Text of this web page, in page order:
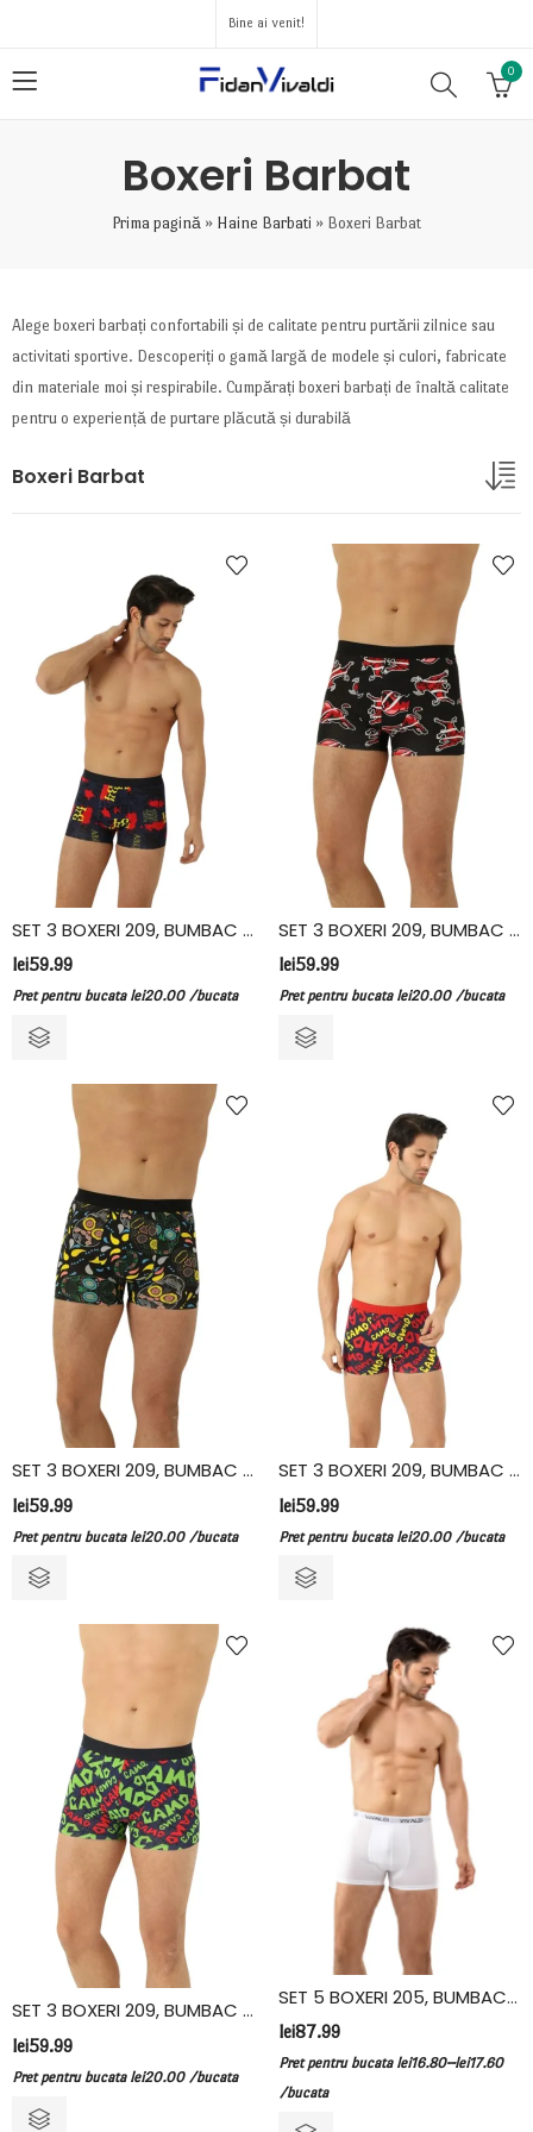
Bine ai venit!
0
Boxeri Barbat
Prima pagină » Haine Barbati » Boxeri Barbat
Alege boxeri barbați confortabili și de calitate pentru purtării zilnice sau
activitati sportive. Descoperiți o gamă largă de modele și culori, fabricate
din materiale moi și respirabile. Cumpărați boxeri barbați de înaltă calitate
pentru o experiență de purtare plăcută și durabilă
Boxeri Barbat
SET 3 BOXERI 209, BUMBAC ELASTAN, VIVALDI
lei59.99
Pret pentru bucata lei20.00 /bucata
SET 3 BOXERI 209, BUMBAC ELASTAN, VIVALDI
lei59.99
Pret pentru bucata lei20.00 /bucata
SET 3 BOXERI 209, BUMBAC ELASTAN, VIVALDI
lei59.99
Pret pentru bucata lei20.00 /bucata
SET 3 BOXERI 209, BUMBAC ELASTAN, VIVALDI
lei59.99
Pret pentru bucata lei20.00 /bucata
SET 3 BOXERI 209, BUMBAC ELASTAN, VIVALDI
lei59.99
Pret pentru bucata lei20.00 /bucata
SET 5 BOXERI 205, BUMBAC ELASTAN, VIVALDI, ALB
lei87.99
Pret pentru bucata lei16.80–lei17.60
/bucata